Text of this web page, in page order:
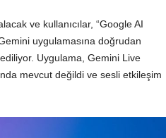
ve kullanıcılar, “Google AI
uygulamasına doğrudan
Uygulama, Gemini Live
mevcut değildi ve sesli etkileşim